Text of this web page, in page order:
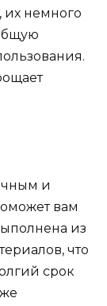
их немного
и
вам
из
что
срок